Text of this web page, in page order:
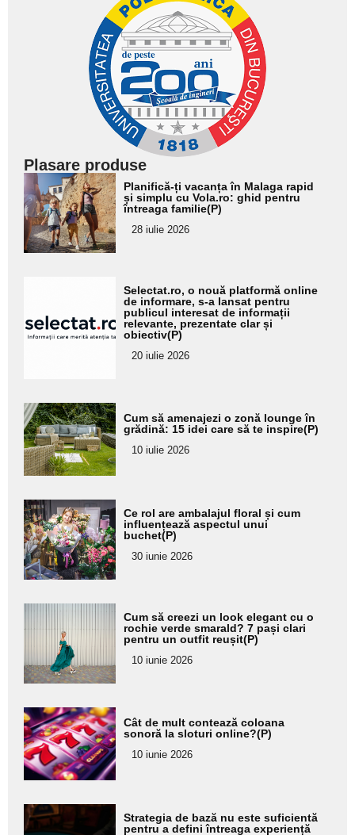
Plasare produse
Adaugă
aici textul
pentru
subtitlu
Planifică-ți vacanța în Malaga rapid
și simplu cu Vola.ro: ghid pentru
întreaga familie(P)
28 iulie 2026
pentru
subtitlu
Selectat.ro, o nouă platformă online
de informare, s-a lansat pentru
publicul interesat de informații
relevante, prezentate clar și
obiectiv(P)
20 iulie 2026
Adaugă
aici textul
pentru
subtitlu
Cum să amenajezi o zonă lounge în
grădină: 15 idei care să te inspire(P)
10 iulie 2026
Adaugă
aici textul
pentru
subtitlu
Ce rol are ambalajul floral și cum
influențează aspectul unui
buchet(P)
30 iunie 2026
Adaugă
aici textul
pentru
subtitlu
Cum să creezi un look elegant cu o
rochie verde smarald? 7 pași clari
pentru un outfit reușit(P)
10 iunie 2026
Adaugă
aici textul
pentru
subtitlu
Cât de mult contează coloana
sonoră la sloturi online?(P)
10 iunie 2026
Adaugă
Strategia de bază nu este suficientă
pentru a defini întreaga experiență